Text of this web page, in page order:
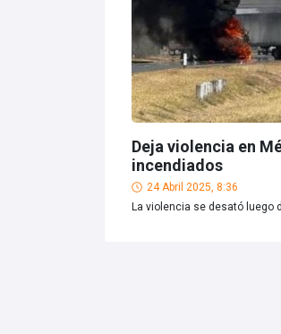
Deja violencia en
incendiados
24 Abril 2025, 8:36
La violencia se desató luego